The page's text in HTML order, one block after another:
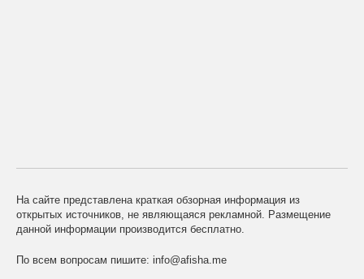
На сайте представлена краткая обзорная информация из
открытых источников, не являющаяся рекламной. Размещение
данной информации производится бесплатно.
По всем вопросам пишите: info@afisha.me